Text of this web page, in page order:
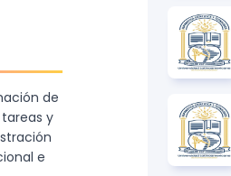
de
y
e